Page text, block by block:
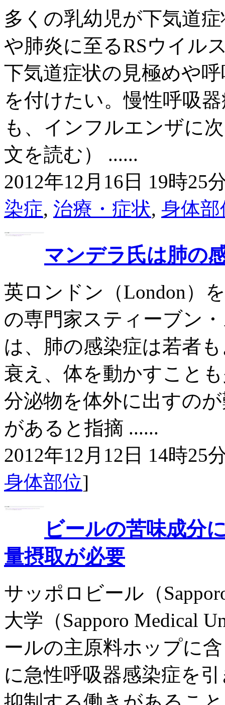
多くの乳幼児が下気道
や肺炎に至るRSウイル
下気道症状の見極めや
を付けたい。慢性呼吸
も、インフルエンザに
文を読む） ......
2012年12月16日 19時25
染症, 治療・症状, 身体部
マンデラ氏は肺の
英ロンドン（London）
の専門家スティーブン
は、肺の感染症は若者
衰え、体を動かすこと
分泌物を体外に出すの
があると指摘 ......
2012年12月12日 14時25
身体部位]
ビールの苦味成分
量摂取が必要
サッポロビール（
大学（Sapporo Medical
ールの主原料ホップに
に急性呼吸器感染症を